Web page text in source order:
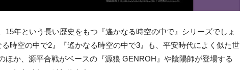
15年という長い歴史をもつ『遙かなる時空の中で』シリーズでしょ
時空の中で2』『遙かなる時空の中で3』も、平安時代によく似た世
ほか、源平合戦がベースの『源狼 GENROH』や陰陽師が登場する